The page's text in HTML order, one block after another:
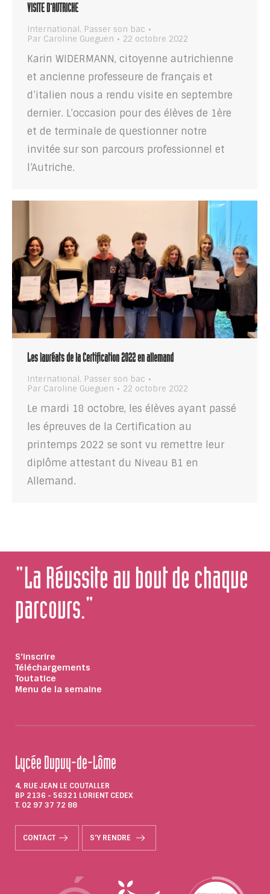
VISITE D’AUTRICHE
International, Passer son bac
Par Caroline Gueguen 22 octobre 2022
Karin WIDERMANN, citoyenne autrichienne
et ancienne professeure de français et
d’italien nous a rendu visite en septembre
dernier. L’occasion pour des élèves de 1ère
et de terminale de questionner notre
invitée sur son parcours professionnel et
l’Autriche.
Les lauréats de la Certification 2022 en allemand
International, Passer son bac
Par Caroline Gueguen 22 octobre 2022
Le mardi 18 octobre, les élèves ayant passé
les épreuves de la Certification au
printemps 2022 se sont vu remettre leur
diplôme attestant du Niveau B1 en
Allemand.
"La Réussite au bout de chaque
parcours."
S'inscrire
Téléchargements
Toutatice
Menu de la semaine
Lycée Dupuy-de-Lôme
4, RUE JEAN LE COUTALLER
BP 2136 - 56321 LORIENT CEDEX
T. 02 97 37 72 88
CONTACT S'Y RENDRE